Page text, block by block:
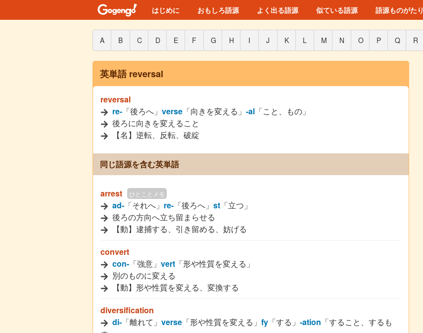
はじめに おもしろ語源 よく出る語源 似ている語源 語源ものがたり
A B C D E F G H I J K L M N O P Q R
英単語 reversal
reversal
re- 「後ろへ」 verse 「向きを変える」 -al 「こと、もの」
後ろに向きを変えること
【名】逆転、反転、破綻
同じ語源を含む英単語
arrest ひとことメモ
ad- 「それへ」 re- 「後ろへ」 st 「立つ」
後ろの方向へ立ち留まらせる
【動】逮捕する、引き留める、妨げる
convert
con- 「強意」 vert 「形や性質を変える」
別のものに変える
【動】形や性質を変える、変換する
diversification
di- 「離れて」 verse 「形や性質を変える」 fy 「する」 -ation 「すること、するも